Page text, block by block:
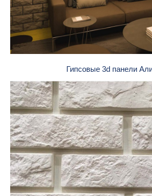
Гипсовые 3d панели